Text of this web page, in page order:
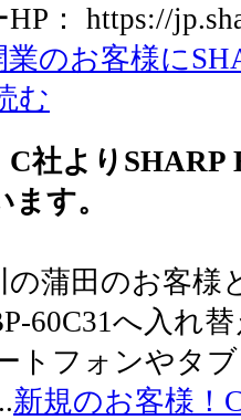
： https://
のお客様に
む
社よりSHARP
す。
の蒲田のお客様
60C31へ入れ
ォンやタブ
新規のお客様！